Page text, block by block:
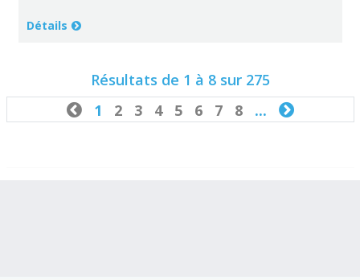
Détails
Résultats de 1 à 8 sur 275
1 2 3 4 5 6 7 8... 